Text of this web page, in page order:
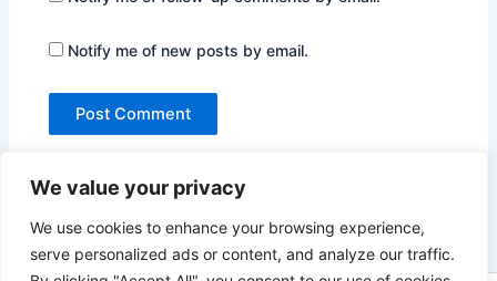
We value your privacy
We use cookies to enhance your browsing experience,
serve personalized ads or content, and analyze our traffic.
Notify me of new posts by email.